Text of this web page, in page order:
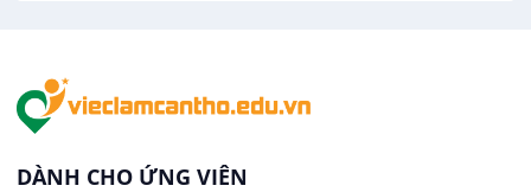
In ấn / Xuất bản
Kế toán
Việc làm tại An Bình
DÀNH CHO ỨNG VIÊN